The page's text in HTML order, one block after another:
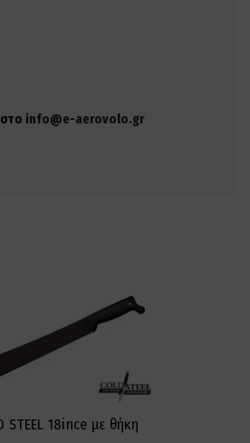
info@e-aerovolo.gr
STEEL 18ince με θήκη